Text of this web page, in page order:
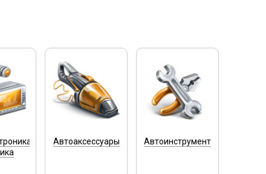
Автоаксессуары Автоинструмент